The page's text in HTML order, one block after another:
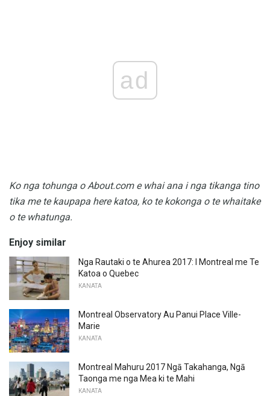
ad
Ko nga tohunga o About.com e whai ana i nga tikanga tino
tika me te kaupapa here katoa, ko te kokonga o te whaitake
o te whatunga.
Enjoy similar
Nga Rautaki o te Ahurea 2017: I Montreal me Te
Katoa o Quebec
KANATA
Montreal Observatory Au Panui Place Ville-
Marie
KANATA
Montreal Mahuru 2017 Ngā Takahanga, Ngā
Taonga me nga Mea ki te Mahi
KANATA